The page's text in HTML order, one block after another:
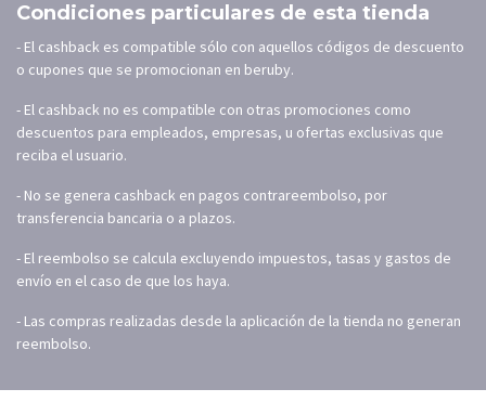
Condiciones particulares de esta tienda
- El cashback es compatible sólo con aquellos códigos de descuento
o cupones que se promocionan en beruby.
- El cashback no es compatible con otras promociones como
descuentos para empleados, empresas, u ofertas exclusivas que
reciba el usuario.
- No se genera cashback en pagos contrareembolso, por
transferencia bancaria o a plazos.
- El reembolso se calcula excluyendo impuestos, tasas y gastos de
envío en el caso de que los haya.
- Las compras realizadas desde la aplicación de la tienda no generan
reembolso.